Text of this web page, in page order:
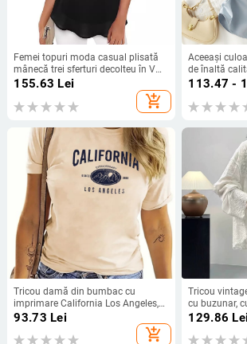
Femei topuri moda casual plisată
mânecă trei sferturi decolteu în V
cămașă din șifon dublu strat
155.63 Lei
add_shopping_cart
Aceeași
de înaltă
modă simplă
aspect V-
scurtă pentru
113.47 -
Tricou damă din bumbac cu
imprimare California Los Angeles,
mărime mare, mânecă scurtă,
decolteu rotund, stil street hipster
93.73 Lei
add_shopping_cart
Tricou
cu buzunar,
modă,
129.86 Lei